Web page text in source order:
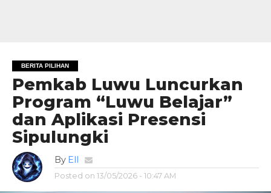
BERITA PILIHAN
Pemkab Luwu Luncurkan
Program “Luwu Belajar”
dan Aplikasi Presensi
Sipulungki
By Ell
Posted on 13/05/2026 - 10:47 AM